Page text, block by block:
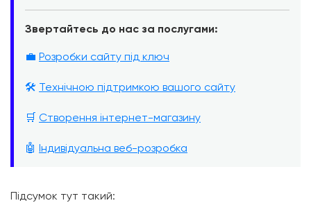
Звертайтесь до нас за послугами:
💼 Розробки сайту під ключ
🛠️ Технічною підтримкою вашого сайту
🛒 Створення інтернет-магазину
🤖 Індивідуальна веб-розробка
Підсумок тут такий: